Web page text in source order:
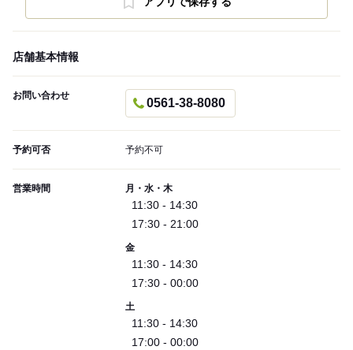
店舗基本情報
お問い合わせ
0561-38-8080
予約可否 予約不可
営業時間 月・水・木
11:30 - 14:30
17:30 - 21:00
金
11:30 - 14:30
17:30 - 00:00
土
11:30 - 14:30
17:00 - 00:00